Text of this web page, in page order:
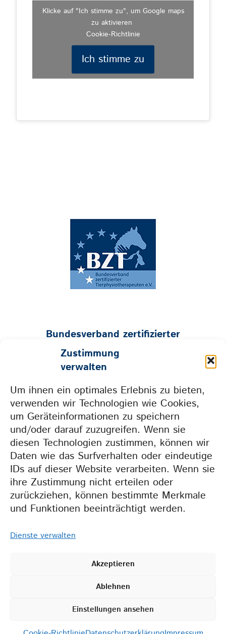
Zustimmung
verwalten
Um ihnen ein optimales Erlebnis zu bieten,
verwenden wir Technologien wie Cookies,
um Geräteinformationen zu speichern
und/oder darauf zuzugreifen. Wenn sie
diesen Technologien zustimmen, können wir
Daten wie das Surfverhalten oder eindeutige
IDs auf dieser Website verarbeiten. Wenn sie
ihre Zustimmung nicht erteilen oder
zurückziehen, können bestimmte Merkmale
und Funktionen beeinträchtigt werden.
Dienste verwalten
Akzeptieren
Ablehnen
Einstellungen ansehen
Klicke auf "Ich stimme zu", um Google maps
zu aktivieren
Cookie-Richtlinie
Ich stimme zu
Bundesverband zertifizierter
Tierphysiotherapeuten e.V.
Geschäftsstelle:
Tel. 0157 73604665 • info@bzt-ev.de
Weil wir gemeinsam
mehr erreichen.
2026 BZT •IMPRESSUM
COOKIE-RICHTLINIEN (EU)